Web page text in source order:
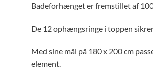
Badeforhænget er fremstillet af
De 12 ophængsringe i toppen
Med sine mål på 180 x 200 cm
element.